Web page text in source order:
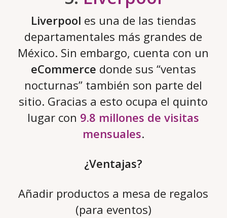
Liverpool es una de las tiendas
departamentales más grandes de
México. Sin embargo, cuenta con un
eCommerce donde sus “ventas
nocturnas” también son parte del
sitio. Gracias a esto ocupa el quinto
lugar con 9.8 millones de visitas
mensuales.
¿Ventajas?
Añadir productos a mesa de regalos
(para eventos)